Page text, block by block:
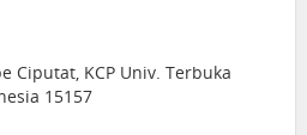
Ciputat, KCP Univ. Terbuka
15157